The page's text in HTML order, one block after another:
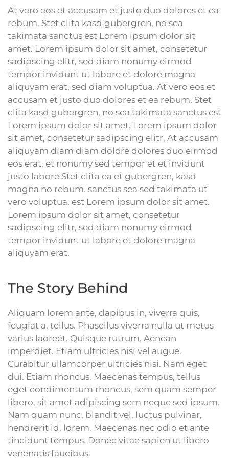
At vero eos et accusam et justo duo dolores et ea
rebum. Stet clita kasd gubergren, no sea
takimata sanctus est Lorem ipsum dolor sit
amet. Lorem ipsum dolor sit amet, consetetur
sadipscing elitr, sed diam nonumy eirmod
tempor invidunt ut labore et dolore magna
aliquyam erat, sed diam voluptua. At vero eos et
accusam et justo duo dolores et ea rebum. Stet
clita kasd gubergren, no sea takimata sanctus est
Lorem ipsum dolor sit amet. Lorem ipsum dolor
sit amet, consetetur sadipscing elitr, At accusam
aliquyam diam diam dolore dolores duo eirmod
eos erat, et nonumy sed tempor et et invidunt
justo labore Stet clita ea et gubergren, kasd
magna no rebum. sanctus sea sed takimata ut
vero voluptua. est Lorem ipsum dolor sit amet.
Lorem ipsum dolor sit amet, consetetur
sadipscing elitr, sed diam nonumy eirmod
tempor invidunt ut labore et dolore magna
aliquyam erat.
The Story Behind
Aliquam lorem ante, dapibus in, viverra quis,
feugiat a, tellus. Phasellus viverra nulla ut metus
varius laoreet. Quisque rutrum. Aenean
imperdiet. Etiam ultricies nisi vel augue.
Curabitur ullamcorper ultricies nisi. Nam eget
dui. Etiam rhoncus. Maecenas tempus, tellus
eget condimentum rhoncus, sem quam semper
libero, sit amet adipiscing sem neque sed ipsum.
Nam quam nunc, blandit vel, luctus pulvinar,
hendrerit id, lorem. Maecenas nec odio et ante
tincidunt tempus. Donec vitae sapien ut libero
venenatis faucibus.